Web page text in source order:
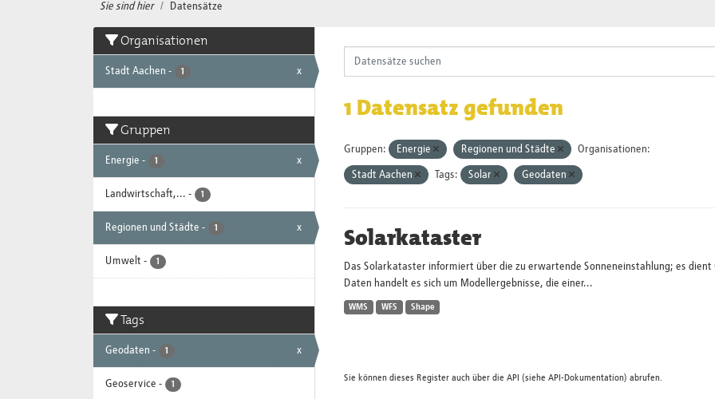
Sie sind hier Datensätze
Organisationen
Stadt Aachen - 1 x
Gruppen
Energie - 1 x
Landwirtschaft,... - 1
Regionen und Städte - 1 x
Umwelt - 1
Tags
Geodaten - 1 x
Geoservice - 1
1 Datensatz gefunden
Gruppen: Energie Regionen und Städte Organisationen:
Stadt Aachen Tags: Solar Geodaten
Solarkataster
Das Solarkataster informiert über die zu erwartende Sonneneinstahlung; es
Daten handelt es sich um Modellergebnisse, die einer...
WMS WFS Shape
Sie können dieses Register auch über die API (siehe API-Dokumentation) abrufen.